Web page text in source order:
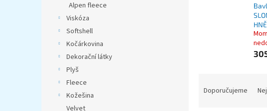
Alpen fleece
Viskóza
Softshell
Kočárkovina
Dekorační látky
Plyš
Fleece
Kožešina
Velvet
Doporučujeme